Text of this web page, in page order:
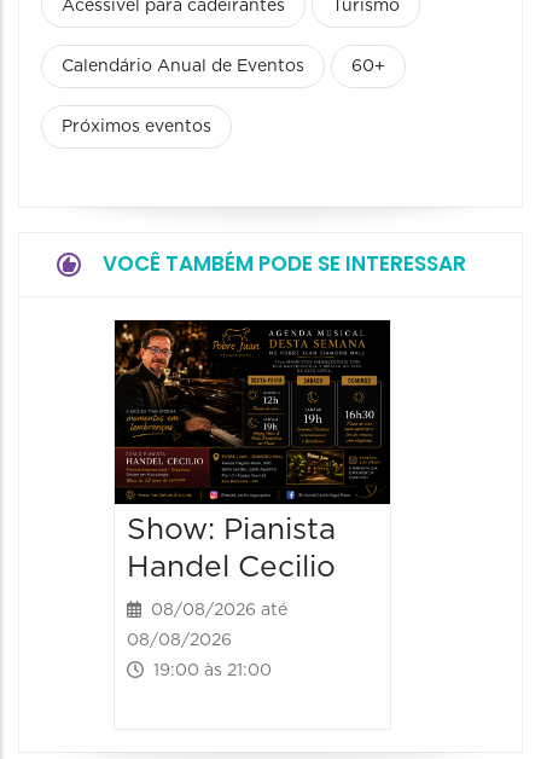
Acessível para cadeirantes Turismo
Calendário Anual de Eventos 60+
Próximos eventos
VOCÊ TAMBÉM PODE SE INTERESSAR
Show: Pianista
Handel Cecilio
08/08/2026 até
08/08/2026
19:00 às 21:00